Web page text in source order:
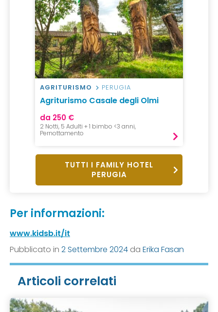
AGRITURISMO PERUGIA
Agriturismo Casale degli Olmi
da 250 €
2 Notti, 5 Adulti + 1 bimbo <3 anni,
Pernottamento
TUTTI I FAMILY HOTEL
PERUGIA
Per informazioni:
www.kidsb.it/it
Pubblicato in 2 Settembre 2024 da Erika Fasan
Articoli correlati